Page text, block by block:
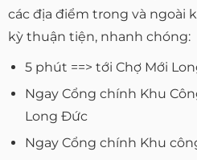
các địa điểm trong và ngoài
kỳ thuận tiện, nhanh chóng:
5 phút ==> tới Chợ Mới
Ngay Cổng chính Khu
Long Đức
Ngay Cổng chính Khu